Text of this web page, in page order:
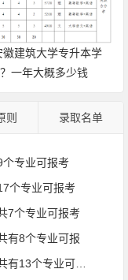
徽建筑大学专升本学
一年大概多少钱
则 录取名单
专业可报考
个专业可报考
7个专业可报考
有8个专业可报